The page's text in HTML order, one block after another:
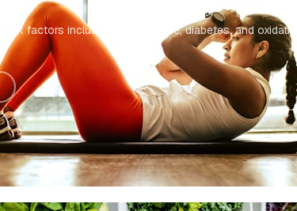
risk factors including UV exposure, diabetes, and oxidative